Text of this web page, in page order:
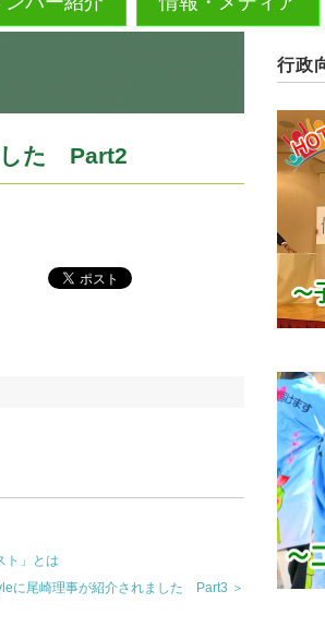
した Part2
ト」とは
に尾崎理事が紹介されました Part3 ＞
行政